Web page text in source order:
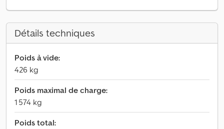
Détails techniques
Poids à vide:
426 kg
Poids maximal de charge:
1 574 kg
Poids total: